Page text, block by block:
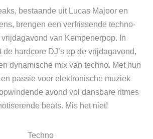
bestaande uit Lucas Majoor en
brengen een verfrissende techno-
van Kempenerpop. In
de hardcore DJ’s op de vrijdagavond,
dynamische mix van techno. Met hun
passie voor elektronische muziek
avond vol dansbare ritmes
beats. Mis het niet!
Techno